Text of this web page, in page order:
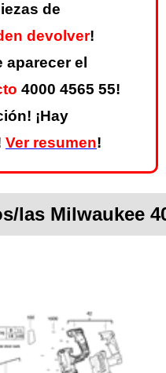
de
devolver!
aparecer el
4000 4565 55!
¡Hay
Ver resumen!
las Milwaukee